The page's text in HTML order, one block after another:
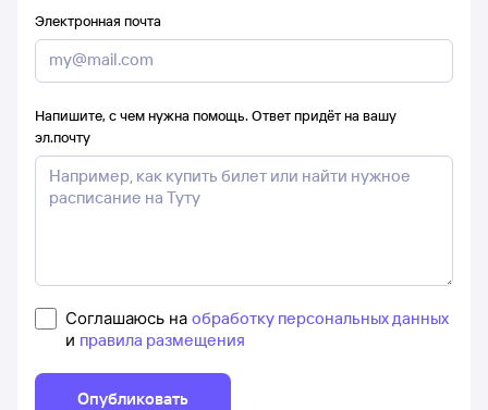
Электронная почта
Напишите, с чем нужна помощь. Ответ придёт на вашу
эл.почту
Соглашаюсь на обработку персональных данных
и правила размещения
Опубликовать